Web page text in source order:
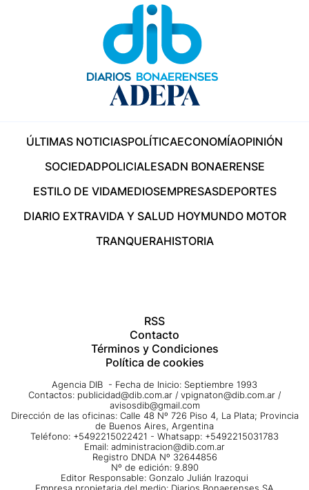
ÚLTIMAS NOTICIASPOLÍTICAECONOMÍAOPINIÓN
SOCIEDADPOLICIALESADN BONAERENSE
ESTILO DE VIDAMEDIOSEMPRESASDEPORTES
DIARIO EXTRAVIDA Y SALUD HOYMUNDO MOTOR
TRANQUERAHISTORIA
RSS
Contacto
Términos y Condiciones
Política de cookies
Agencia DIB - Fecha de Inicio: Septiembre 1993
Contactos: publicidad@dib.com.ar / vpignaton@dib.com.ar /
avisosdib@gmail.com
Dirección de las oficinas: Calle 48 Nº 726 Piso 4, La Plata; Provincia
de Buenos Aires, Argentina
Teléfono: +5492215022421 - Whatsapp: +5492215031783
Email: administracion@dib.com.ar
Registro DNDA Nº 32644856
Nº de edición: 9.890
Editor Responsable: Gonzalo Julián Irazoqui